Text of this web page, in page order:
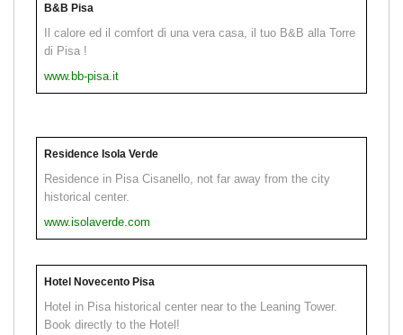
B&B Pisa
Il calore ed il comfort di una vera casa, il tuo B&B alla Torre
di Pisa !
www.bb-pisa.it
Residence Isola Verde
Residence in Pisa Cisanello, not far away from the city
historical center.
www.isolaverde.com
Hotel Novecento Pisa
Hotel in Pisa historical center near to the Leaning Tower.
Book directly to the Hotel!